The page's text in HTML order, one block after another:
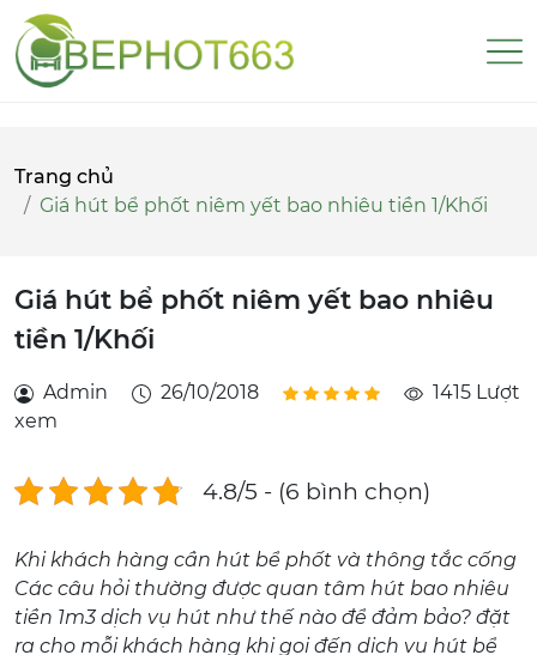
Trang chủ
Giá hút bể phốt niêm yết bao nhiêu tiền 1/Khối
Giá hút bể phốt niêm yết bao nhiêu
tiền 1/Khối
Admin 26/10/2018
1415 Lượt
xem
4.8/5 - (6 bình chọn)
Khi khách hàng cần hút bể phốt và thông tắc cống
Các câu hỏi thường được quan tâm hút bao nhiêu
tiền 1m3 dịch vụ hút như thế nào để đảm bảo? đặt
ra cho mỗi khách hàng khi gọi đến dịch vụ hút bể